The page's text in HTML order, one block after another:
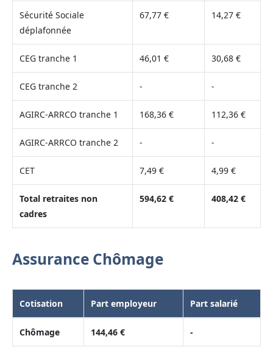
Sécurité Sociale
déplafonnée
67,77 € 14,27 €
CEG tranche 1 46,01 € 30,68 €
CEG tranche 2 - -
AGIRC-ARRCO tranche 1 168,36 € 112,36 €
AGIRC-ARRCO tranche 2 - -
CET 7,49 € 4,99 €
Total retraites non
cadres
594,62 € 408,42 €
Assurance Chômage
Cotisation Part employeur Part salarié
Chômage 144,46 € -